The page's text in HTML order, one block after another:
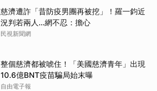
慈濟遭詐「昔防疫男團再被挖」！羅一鈞近
況判若兩人…網不忍：擔心
民視新聞網
整個慈濟都被唬住！「美國慈濟青年」出現
10.6億BNT疫苗騙局始末曝
自由電子報